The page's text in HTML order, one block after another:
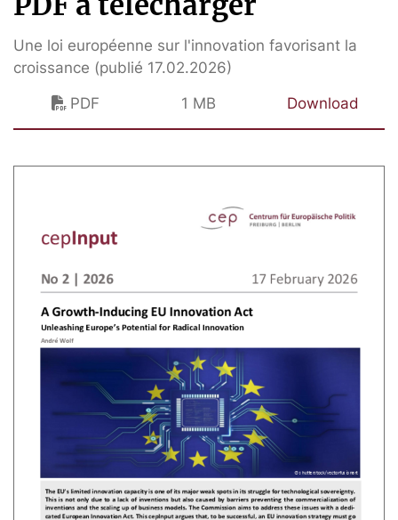
Une loi européenne sur l'innovation favorisant la
croissance (publié 17.02.2026)
PDF
1 MB Download